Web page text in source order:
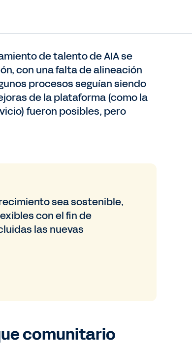
de talento de AIA se
con una falta de alineación
procesos seguían siendo
de la plataforma (como la
fueron posibles, pero
sea sostenible,
con el fin de
las nuevas
comunitario